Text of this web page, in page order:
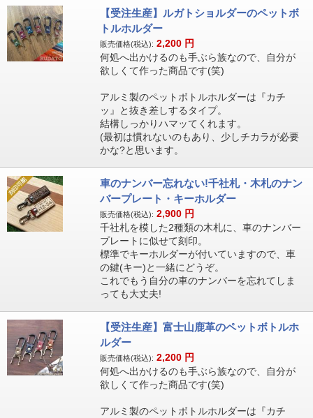
【受注生産】ルガトショルダーのペットボ
トルホルダー
販売価格(税込): 2,200 円
何処へ出かけるのも手ぶら族なので、自分が
欲しくて作った商品です(笑)
アルミ製のペットボトルホルダーは『カチ
ッ』と抜き差しするタイプ。
結構しっかりハマッてくれます。
(最初は慣れないのもあり、少しチカラが必要
かな?と思います。
車のナンバー忘れない!千社札・木札のナン
バープレート・キーホルダー
販売価格(税込): 2,900 円
千社札を模した2種類の木札に、車のナンバー
プレートに似せて刻印。
標準でキーホルダーが付いていますので、車
の鍵(キー)と一緒にどうぞ。
これでもう自分の車のナンバーを忘れてしま
っても大丈夫!
【受注生産】富士山鹿革のペットボトルホ
ルダー
販売価格(税込): 2,200 円
何処へ出かけるのも手ぶら族なので、自分が
欲しくて作った商品です(笑)
アルミ製のペットボトルホルダーは『カチ